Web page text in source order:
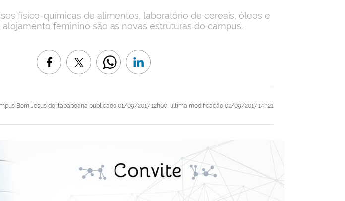
Bom Jesus do Itabapoana publicado01/09/2017 12h00, última modificação02/09/2017 14h21
físico-químicas de alimentos, laboratório de cereais, óleos e
alojamento feminino são as novas estruturas do campus.